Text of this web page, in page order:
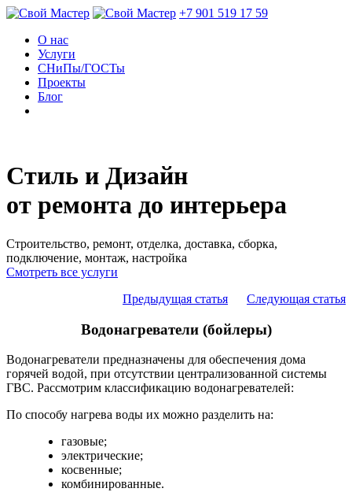
+7 901 519 17 59
О нас
Услуги
СНиПы/ГОСТы
Проекты
Блог
Стиль и Дизайн
от ремонта до интерьера
Строительство, ремонт, отделка, доставка, сборка,
подключение, монтаж, настройка
Смотреть все услуги
Предыдущая статья
Следующая статья
Водонагреватели (бойлеры)
Водонагреватели предназначены для обеспечения дома
горячей водой, при отсутствии централизованной системы
ГВС. Рассмотрим классификацию водонагревателей:
По способу нагрева воды их можно разделить на:
газовые;
электрические;
косвенные;
комбинированные.